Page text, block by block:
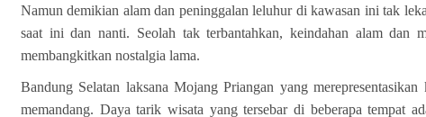
Namun demikian alam dan peninggalan leluhur di kawasan ini tak
saat ini dan nanti. Seolah tak terbantahkan, keindahan alam dan
membangkitkan nostalgia lama.
Bandung Selatan laksana Mojang Priangan yang
memandang. Daya tarik wisata yang tersebar di beberapa tempat